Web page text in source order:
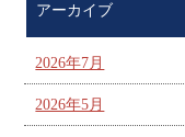
アーカイブ
2026年7月
2026年5月